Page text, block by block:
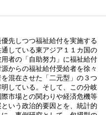
先しつつ福祉給付を実施する
通している東アジア１１カ国の
者の「自助努力」に福祉給付
からの福祉給付受給者を徐々
混在させた「二元型」の３つ
している。そして、この分岐
市場との関わりや経済危機等
いう政治的要因とを、統計的